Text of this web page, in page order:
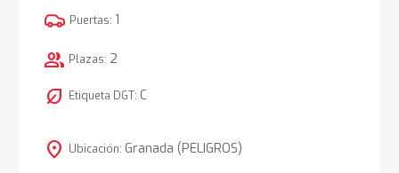
Puertas: 1
group Plazas: 2
nest_eco_leaf Etiqueta DGT: C
location_on Ubicación: Granada (PELIGROS)